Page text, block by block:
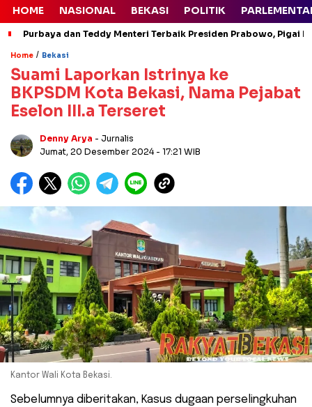
HOME NASIONAL BEKASI POLITIK
Purbaya dan Teddy Menteri Terbaik Presiden Prabowo, Pigai
Home / Bekasi
Suami Laporkan Istrinya ke
BKPSDM Kota Bekasi, Nama Pejabat
Eselon III.a Terseret
Denny Arya - Jurnalis
Jumat, 20 Desember 2024 - 17:21 WIB
Kantor Wali Kota Bekasi.
Sebelumnya diberitakan, Kasus dugaan perselingkuhan